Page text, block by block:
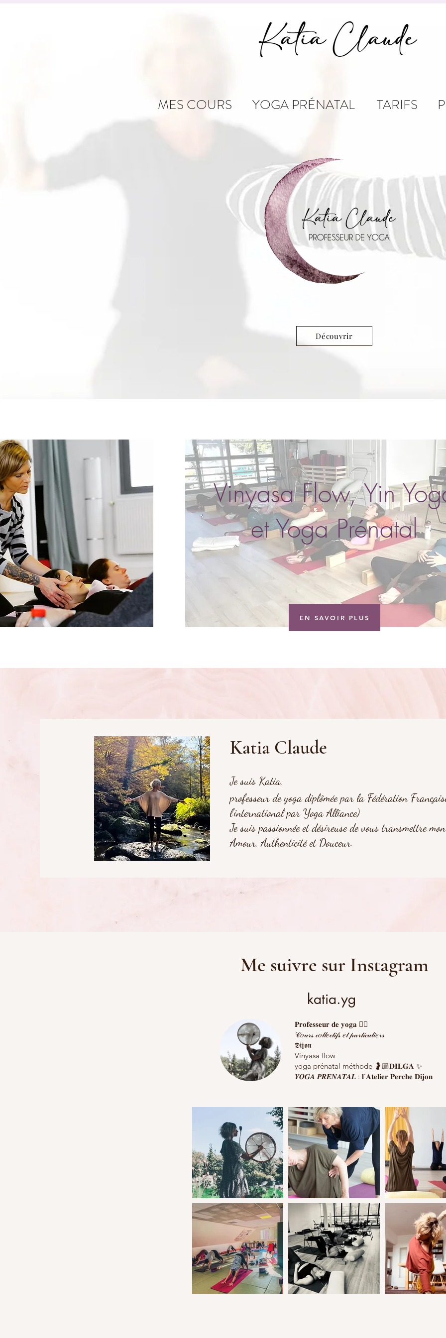
TARIFS
YOGA PRÉNATAL
MES COURS
Découvrir
Vinyasa Flow, Yin
et Yoga Prénatal
EN SAVOIR PLUS
Katia Claude
Je suis Katia,
professeur de yoga diplômée par la Fédération
l'international par Yoga Alliance)
Je suis passionnée et désireuse de vous transmettre
Amour,Authenticité et Douceur.
Me suivre sur Instagram
katia.yg
𝐏𝐫𝐨𝐟𝐞𝐬𝐬𝐞𝐮𝐫 𝐝𝐞 𝐲𝐨𝐠𝐚 🧘‍♀️
𝒞𝑜𝓊𝓇𝓈 𝒸𝑜𝓁𝓁𝑒𝒸𝓉𝒾𝒻𝓈 𝑒𝓉 𝓅𝒶𝓇𝓉𝒾𝒸𝓊𝓁𝒾𝑒𝓇𝓈
𝕯𝖎𝖏𝖔𝖓
Vinyasa flow
yoga prénatal méthode 🤰🏼𝐃𝐈𝐋𝐆𝐀 ✨
𝒀𝑶𝑮𝑨 𝑷𝑹𝑬𝑵𝑨𝑻𝑨𝑳 : 𝐥’𝐀𝐭𝐞𝐥𝐢𝐞𝐫 𝐏𝐞𝐫𝐜𝐡𝐞 𝐃𝐢𝐣𝐨𝐧